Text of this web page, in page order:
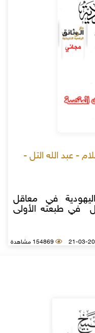
- عبد الله التل -
في معاقل
في طبعته الأولى
154869 مشاهدة